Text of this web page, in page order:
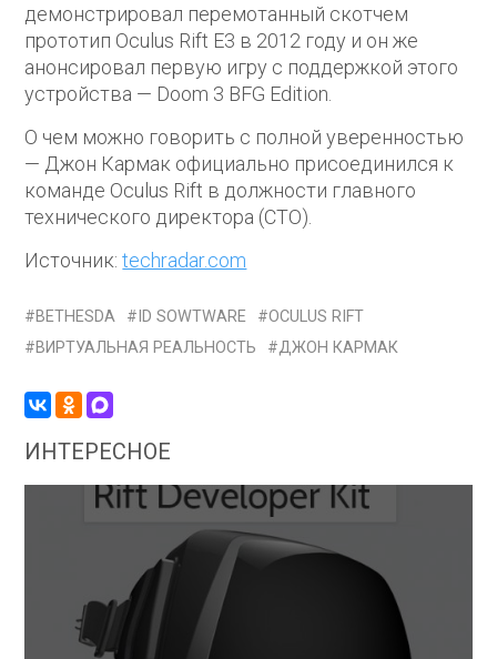
демонстрировал перемотанный скотчем
прототип Oculus Rift E3 в 2012 году и он же
анонсировал первую игру с поддержкой этого
устройства — Doom 3 BFG Edition.
О чем можно говорить с полной уверенностью
— Джон Кармак официально присоединился к
команде Oculus Rift в должности главного
технического директора (CTO).
Источник:techradar.com
BETHESDA ID SOWTWARE
OCULUS RIFT
ВИРТУАЛЬНАЯ РЕАЛЬНОСТЬ
ДЖОН КАРМАК
ИНТЕРЕСНОЕ